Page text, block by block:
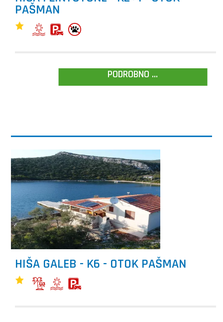
PAŠMAN
PODROBNO ...
HIŠA GALEB - K6 - OTOK PAŠMAN